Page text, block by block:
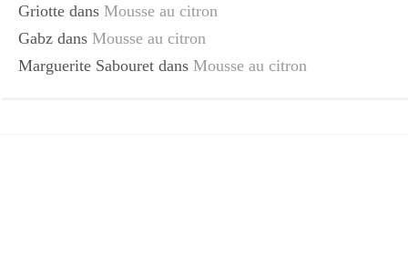
Griotte dans Mousse au citron
Gabz dans Mousse au citron
Marguerite Sabouret dans Mousse au citron